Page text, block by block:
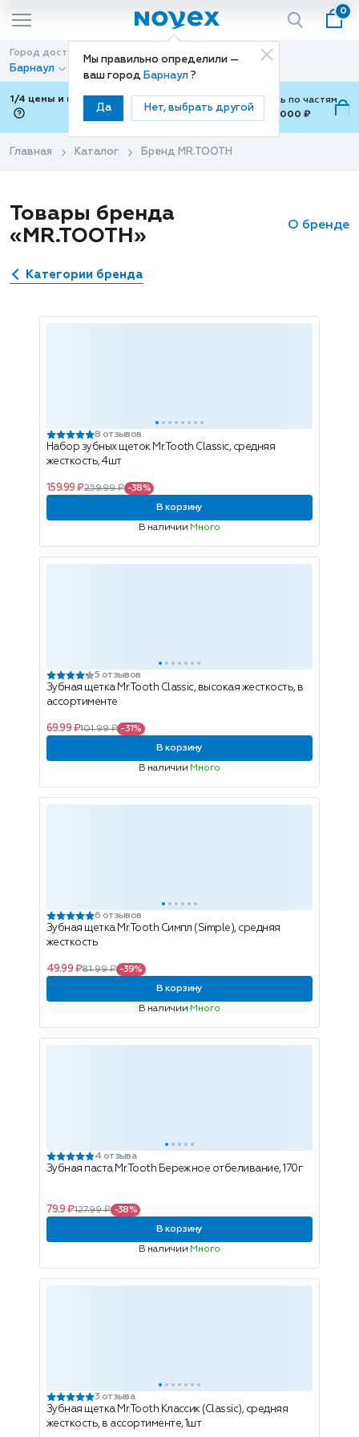
Мы правильно определили —
ваш город Барнаул ?
Да Нет, выбрать другой
0
Город доставки
Барнаул
Способ доставки
Доставка
1/4 цены и покупки ваши с Подели
Можно оплатить по частям
от 700 ₽ до 15,000 ₽
Главная Каталог Бренд MR.TOOTH
Товары бренда
«MR.TOOTH»
О бренде
Категории бренда
8 отзывов
Набор зубных щеток Mr.Tooth Classic, средняя
жесткость, 4шт
159.99 ₽259.99 ₽ -38%
В корзину
В наличии Много
5 отзывов
Зубная щетка Mr.Tooth Classic, высокая жесткость, в
ассортименте
69.99 ₽101.99 ₽ -31%
В корзину
В наличии Много
6 отзывов
Зубная щетка Mr.Tooth Симпл (Simple), средняя
жесткость
49.99 ₽81.99 ₽ -39%
В корзину
В наличии Много
4 отзыва
Зубная паста Mr.Tooth Бережное отбеливание, 170г
79.9 ₽127.99 ₽ -38%
В корзину
В наличии Много
3 отзыва
Зубная щетка Mr.Tooth Классик (Classic), средняя
жесткость, в ассортименте, 1шт